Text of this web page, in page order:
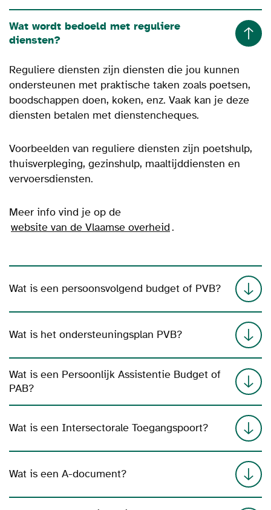
Wat wordt bedoeld met reguliere
diensten?
Reguliere diensten zijn diensten die jou kunnen
ondersteunen met praktische taken zoals poetsen,
boodschappen doen, koken, enz. Vaak kan je deze
diensten betalen met dienstencheques.
Voorbeelden van reguliere diensten zijn poetshulp,
thuisverpleging, gezinshulp, maaltijddiensten en
vervoersdiensten.
Meer info vind je op de
website van de Vlaamse overheid.
Wat is een persoonsvolgend budget of PVB?
Wat is het ondersteuningsplan PVB?
Wat is een Persoonlijk Assistentie Budget of
PAB?
Wat is een Intersectorale Toegangspoort?
Wat is een A-document?